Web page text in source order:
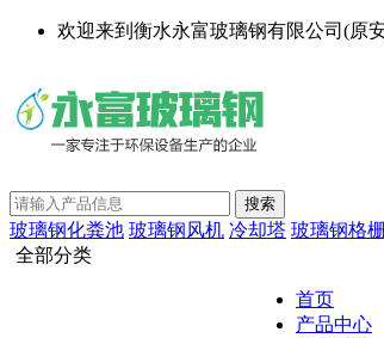
欢迎来到衡水永富玻璃钢有限公司(原
玻璃钢化粪池 玻璃钢风机 冷却塔 玻璃钢格
全部分类
首页
产品中心